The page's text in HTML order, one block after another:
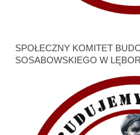
SPOŁECZNY KOMITET
SOSABOWSKIEGO W